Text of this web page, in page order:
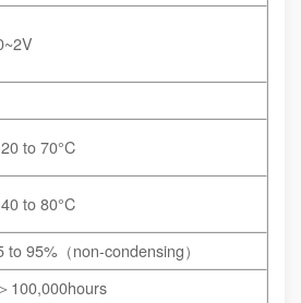
to 70°C
to 80°C
to 95%（non-condensing）
＞100,000hours